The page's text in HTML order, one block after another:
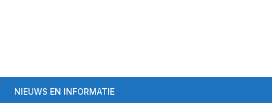
NIEUWS EN INFORMATIE